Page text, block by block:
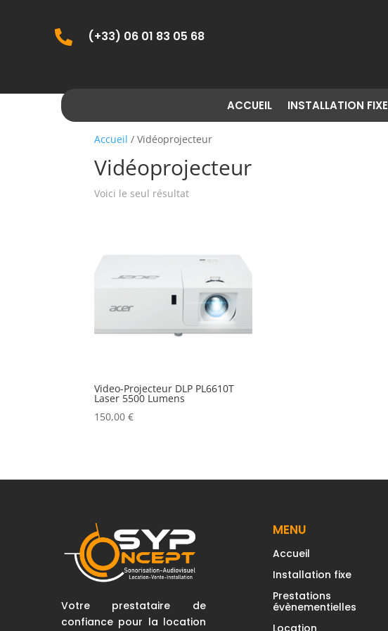
 (+33) 06 01 83 05 68
ACCUEIL INSTALLATION FIXE
Accueil / Vidéoprojecteur
Vidéoprojecteur
Voici le seul résultat
Video-Projecteur DLP PL6610T
Laser 5500 Lumens
150,00€
Votre prestataire de
confiance pour la location
MENU
Accueil
Installation fixe
Prestations
évènementielles
Location